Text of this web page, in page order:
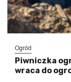
Ogród
Piwniczka
wraca do